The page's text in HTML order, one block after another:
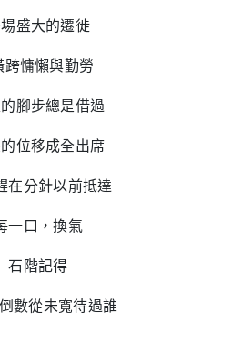
盛大的遷徙
懶與勤勞
腳步總是借過
位移成全出席
在分針以前抵達
一口，換氣
石階記得
數從未寬待過誰